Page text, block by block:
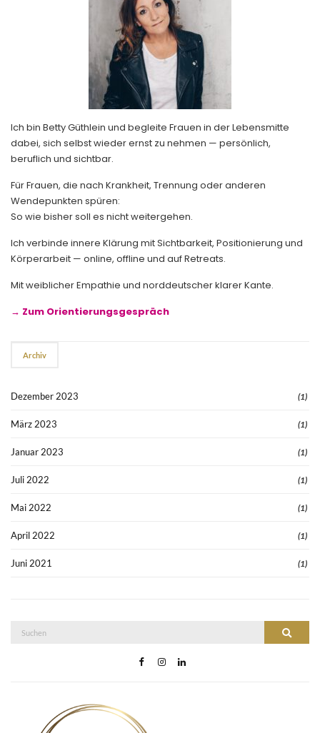
Ich bin Betty Güthlein und begleite Frauen in der Lebensmitte
dabei, sich selbst wieder ernst zu nehmen — persönlich,
beruflich und sichtbar.
Für Frauen, die nach Krankheit, Trennung oder anderen
Wendepunkten spüren:
So wie bisher soll es nicht weitergehen.
Ich verbinde innere Klärung mit Sichtbarkeit, Positionierung und
Körperarbeit — online, offline und auf Retreats.
Mit weiblicher Empathie und norddeutscher klarer Kante.
→ Zum Orientierungsgespräch
Archiv
Dezember 2023 (1)
März 2023 (1)
Januar 2023 (1)
Juli 2022 (1)
Mai 2022 (1)
April 2022 (1)
Juni 2021 (1)
Suchen